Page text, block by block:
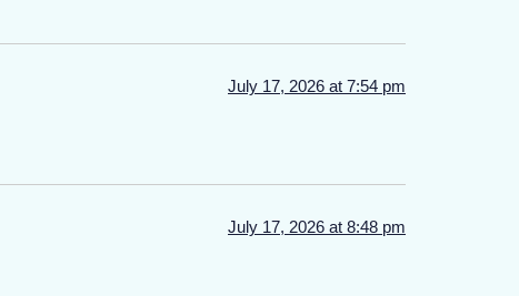
July 17, 2026 at 7:54 pm
July 17, 2026 at 8:48 pm